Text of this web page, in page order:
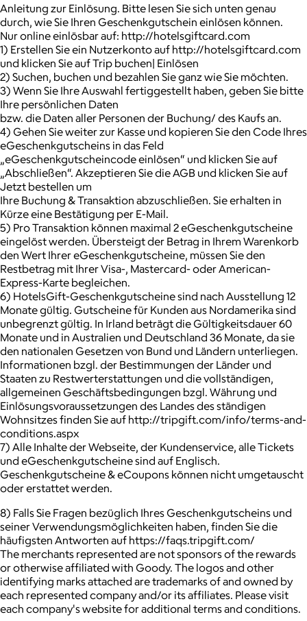
Anleitung zur Einlösung. Bitte lesen Sie sich unten genau
durch, wie Sie Ihren Geschenkgutschein einlösen können.
Nur online einlösbar auf: http://hotelsgiftcard.com
1) Erstellen Sie ein Nutzerkonto auf http://hotelsgiftcard.com
und klicken Sie auf Trip buchen| Einlösen
2) Suchen, buchen und bezahlen Sie ganz wie Sie möchten.
3) Wenn Sie Ihre Auswahl fertiggestellt haben, geben Sie bitte
Ihre persönlichen Daten
bzw. die Daten aller Personen der Buchung/ des Kaufs an.
4) Gehen Sie weiter zur Kasse und kopieren Sie den Code Ihres
eGeschenkgutscheins in das Feld
„eGeschenkgutscheincode einlösen“ und klicken Sie auf
„Abschließen“. Akzeptieren Sie die AGB und klicken Sie auf
Jetzt bestellen um
Ihre Buchung & Transaktion abzuschließen. Sie erhalten in
Kürze eine Bestätigung per E-Mail.
5) Pro Transaktion können maximal 2 eGeschenkgutscheine
eingelöst werden. Übersteigt der Betrag in Ihrem Warenkorb
den Wert Ihrer eGeschenkgutscheine, müssen Sie den
Restbetrag mit Ihrer Visa-, Mastercard- oder American-
Express-Karte begleichen.
6) HotelsGift-Geschenkgutscheine sind nach Ausstellung 12
Monate gültig. Gutscheine für Kunden aus Nordamerika sind
unbegrenzt gültig. In Irland beträgt die Gültigkeitsdauer 60
Monate und in Australien und Deutschland 36 Monate, da sie
den nationalen Gesetzen von Bund und Ländern unterliegen.
Informationen bzgl. der Bestimmungen der Länder und
Staaten zu Restwerterstattungen und die vollständigen,
allgemeinen Geschäftsbedingungen bzgl. Währung und
Einlösungsvoraussetzungen des Landes des ständigen
Wohnsitzes finden Sie auf http://tripgift.com/info/terms-and-
conditions.aspx
7) Alle Inhalte der Webseite, der Kundenservice, alle Tickets
und eGeschenkgutscheine sind auf Englisch.
Geschenkgutscheine & eCoupons können nicht umgetauscht
oder erstattet werden.
8) Falls Sie Fragen bezüglich Ihres Geschenkgutscheins und
seiner Verwendungsmöglichkeiten haben, finden Sie die
häufigsten Antworten auf https://faqs.tripgift.com/
The merchants represented are not sponsors of the rewards
or otherwise affiliated with Goody. The logos and other
identifying marks attached are trademarks of and owned by
each represented company and/or its affiliates. Please visit
each company's website for additional terms and conditions.